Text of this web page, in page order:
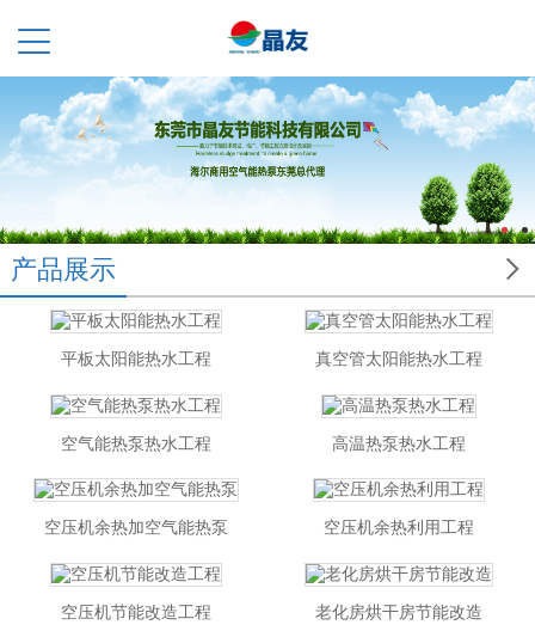

产品展示
平板太阳能热水工程 真空管太阳能热水工程
空气能热泵热水工程 高温热泵热水工程
空压机余热加空气能热泵 空压机余热利用工程
空压机节能改造工程 老化房烘干房节能改造